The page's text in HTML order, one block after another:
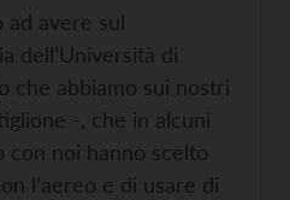
ad avere sul
dell’Università di
che abbiamo sui nostri
-, che in alcuni
con noi hanno scelto
l’aereo e di usare di